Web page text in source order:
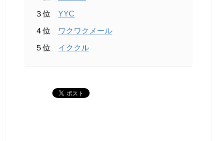
３位 YYC
４位 ワクワクメール
５位 イククル